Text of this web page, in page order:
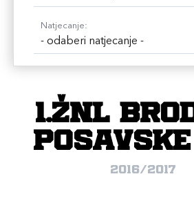
Natjecanje:
- odaberi natjecanje -
1.ŽNL
Posavske
2016/2017